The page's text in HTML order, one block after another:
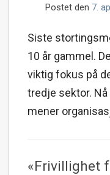
Postet den 7.
Siste
10 år gammel.
viktig fokus på
tredje sektor.
mener
«Frivillighet